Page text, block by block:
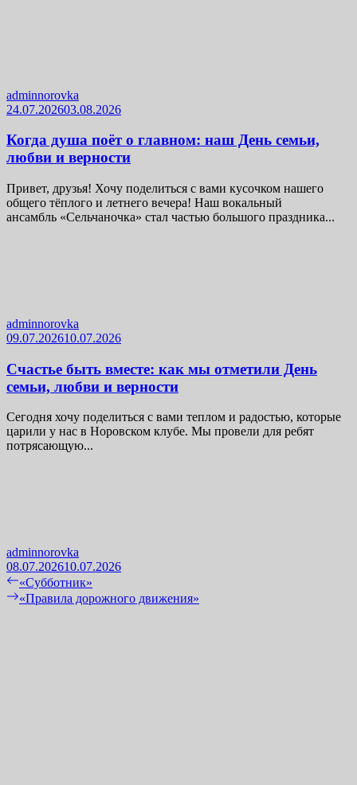
adminnorovka
24.07.202603.08.2026
Когда душа поёт о главном: наш День семьи,
любви и верности
Привет, друзья! Хочу поделиться с вами кусочком нашего
общего тёплого и летнего вечера! Наш вокальный
ансамбль «Сельчаночка» стал частью большого праздника...
adminnorovka
09.07.202610.07.2026
Счастье быть вместе: как мы отметили День
семьи, любви и верности
Сегодня хочу поделиться с вами теплом и радостью, которые
царили у нас в Норовском клубе. Мы провели для ребят
потрясающую...
adminnorovka
08.07.202610.07.2026
Навигация
по
Previous
post:
«Субботник»
Next
«Правила дорожного движения»